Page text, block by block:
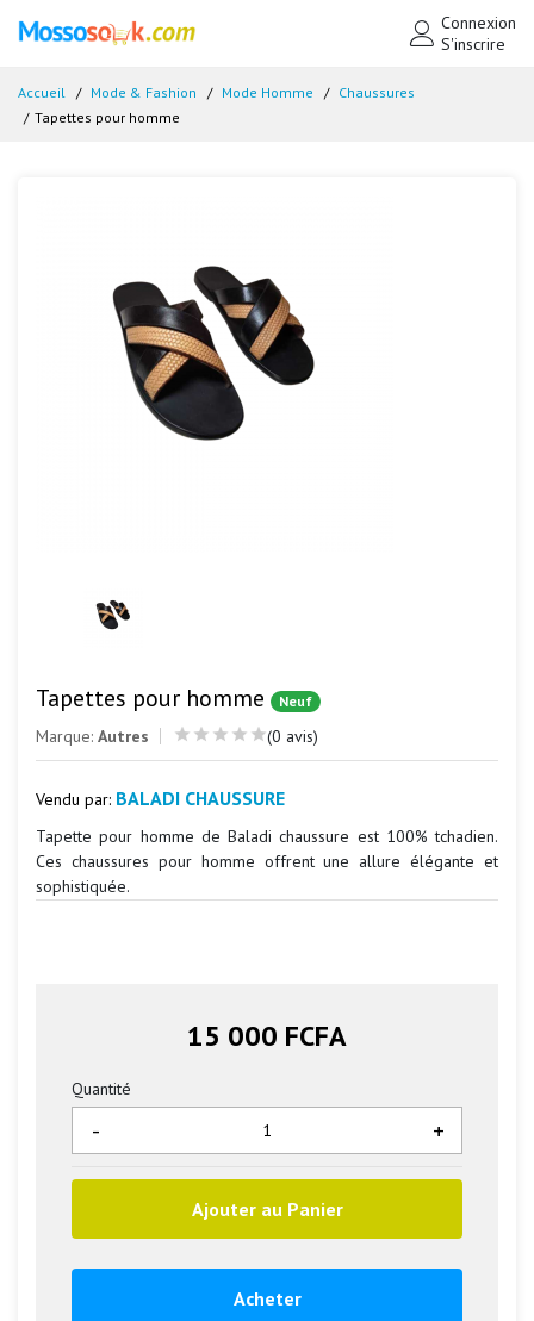
Connexion
S'inscrire
Accueil Mode & Fashion Mode Homme
Chaussures
Tapettes pour homme
Tapettes pour homme Neuf
Marque: Autres (0 avis)
Vendu par: BALADI CHAUSSURE
Tapette pour homme de Baladi chaussure est 100% tchadien.
Ces chaussures pour homme offrent une allure élégante et
sophistiquée.
15 000 FCFA
Quantité
+
-
Ajouter au Panier
Acheter